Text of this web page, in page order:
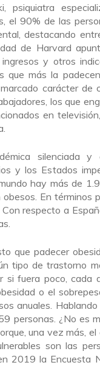
psiquiatra
el 90% de las
destacando
de Harvard
y otros
que más la
carácter de
los que
en
silenciada y
y los Estados
hay más de
En términos
respecto a
que padecer
tipo de trastorno
fuera poco, cada
o el
anuales.
personas. ¿No es
una vez más,
son las
2019 la Encuesta